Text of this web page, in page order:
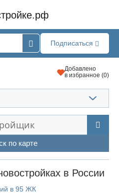
Подписаться
Добавлено
в избранное (0)
по карте
в России
в 95 ЖК